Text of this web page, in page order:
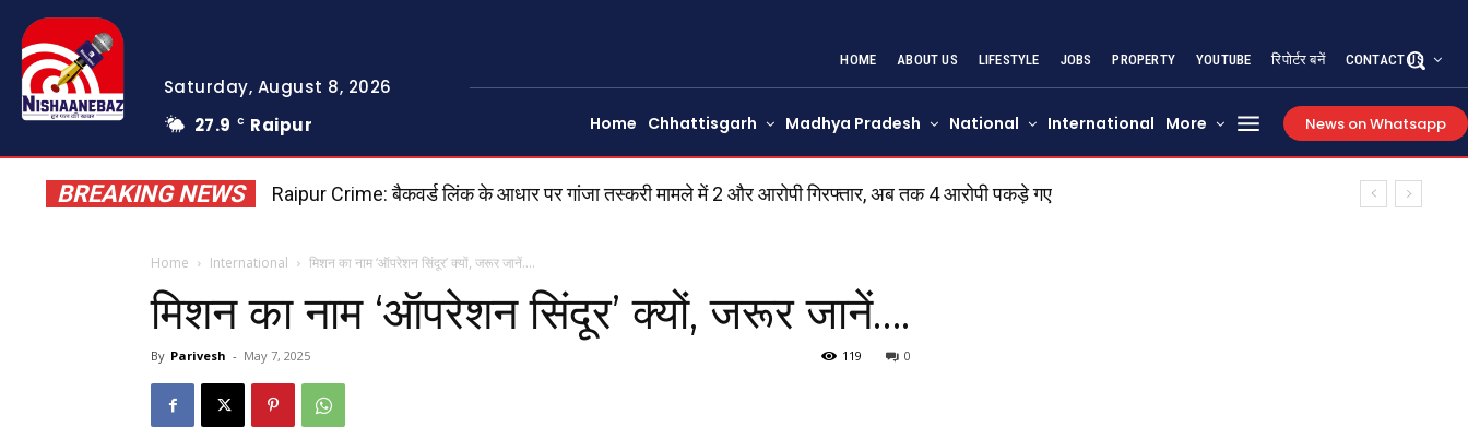
Saturday, August 8, 2026
27.9
C Raipur
HOME ABOUT US LIFESTYLE JOBS PROPERTY YOUTUBE रिपोर्टर बनें CONTACT US
Home Chhattisgarh Madhya Pradesh National International More News on Whatsapp
BREAKING NEWS Raipur Crime: बैकवर्ड लिंक के आधार पर गांजा तस्करी मामले में 2 और आरोपी गिरफ्तार, अब तक 4 आरोपी पकड़े गए
Home International मिशन का नाम ‘ऑपरेशन सिंदूर’ क्यों, जरूर जानें….
मिशन का नाम ‘ऑपरेशन सिंदूर’ क्यों, जरूर जानें….
By Parivesh - May 7, 2025 0
119